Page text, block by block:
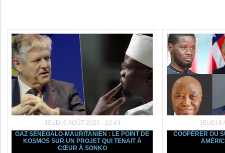
JEUDI 6 AOÛT 2026 - 22:43
GAZ SÉNÉGALO-MAURITANIEN : LE POINT DE
KOSMOS SUR UN PROJET QUI TENAIT À
CŒUR À SONKO
JEUDI 6
COOPÉRER OU